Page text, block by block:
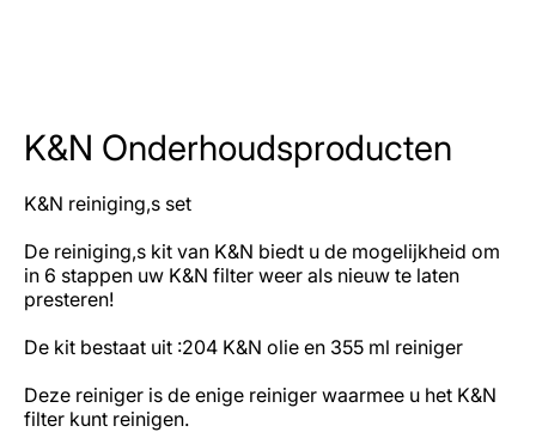
K&N Onderhoudsproducten
K&N reiniging,s set
De reiniging,s kit van K&N biedt u de mogelijkheid om
in 6 stappen uw K&N filter weer als nieuw te laten
presteren!
De kit bestaat uit :204 K&N olie en 355 ml reiniger
Deze reiniger is de enige reiniger waarmee u het K&N
filter kunt reinigen.